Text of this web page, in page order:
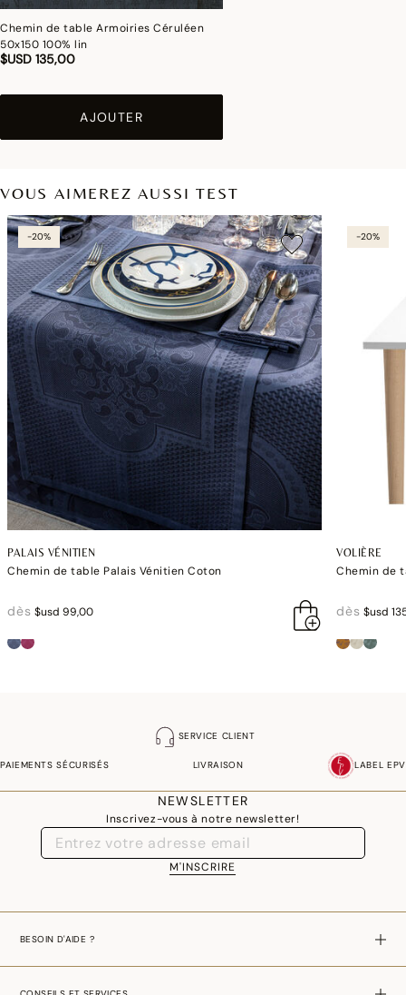
Chemin de table Armoiries Céruléen
50x150 100% lin
$USD 135,00
AJOUTER
VOUS AIMEREZ AUSSI TEST
-20%
PALAIS VÉNITIEN
Chemin de table Palais Vénitien Coton
dès $usd 99,00
-20%
VOLIÈRE
Chemin de
dès $usd
SERVICE CLIENT
PAIEMENTS SÉCURISÉS LIVRAISON LABEL EPV
NEWSLETTER
Inscrivez-vous à notre newsletter!
M'INSCRIRE
BESOIN D'AIDE ?